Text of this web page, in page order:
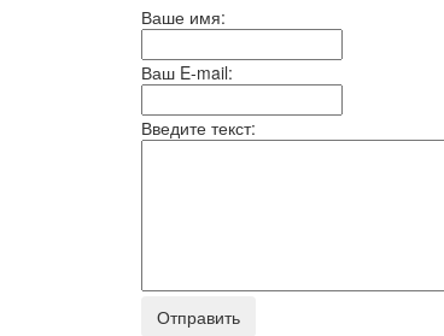
Ваше имя:
Ваш E-mail:
Введите текст: